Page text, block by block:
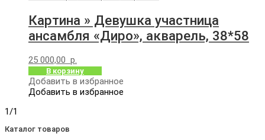
Картина » Девушка участница
ансамбля «Диро», акварель, 38*58
25 000,00 р.
В корзину
Добавить в избранное
Добавить в избранное
1/1
Каталог товаров